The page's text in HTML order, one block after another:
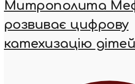
Митрополита
розвиває цифрову
катехизацію дітей